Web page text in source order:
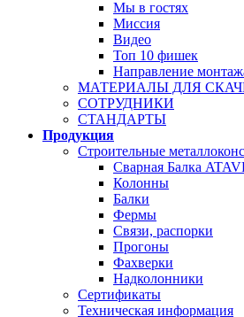
Мы в гостях
Миссия
Видео
Топ 10 фишек
Направление
МАТЕРИАЛЫ ДЛЯ
СОТРУДНИКИ
СТАНДАРТЫ
Продукция
Строительные
Сварная Балка
Колонны
Балки
Фермы
Связи, распорки
Прогоны
Фахверки
Надколонники
Сертификаты
Техническая информация